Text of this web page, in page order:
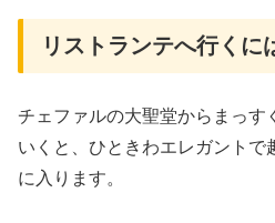
リストランテへ行くに
チェファルの大聖堂からまっす
いくと、ひときわエレガントで
に入ります。